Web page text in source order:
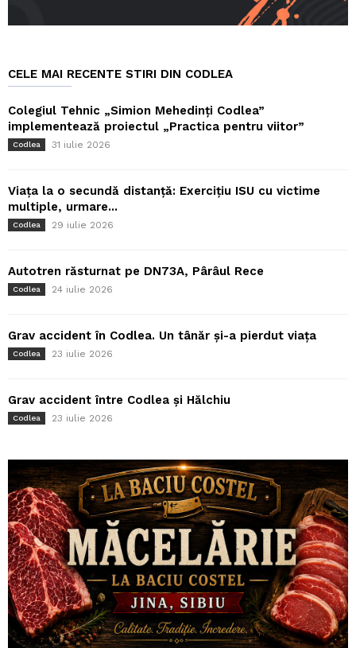
CELE MAI RECENTE STIRI DIN CODLEA
Colegiul Tehnic „Simion Mehedinți Codlea”
implementează proiectul „Practica pentru viitor”
Codlea 31 iulie 2026
Viața la o secundă distanță: Exercițiu ISU cu victime
multiple, urmare...
Codlea 29 iulie 2026
Autotren răsturnat pe DN73A, Pârâul Rece
Codlea 24 iulie 2026
Grav accident în Codlea. Un tânăr și-a pierdut viața
Codlea 23 iulie 2026
Grav accident între Codlea și Hălchiu
Codlea 23 iulie 2026